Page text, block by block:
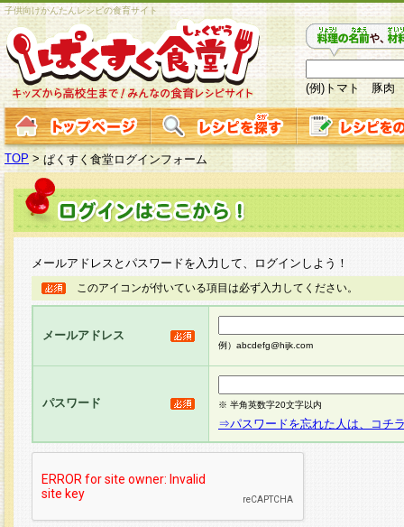
子供向けかんたんレシピの食育サイト
(例)トマト 豚肉
TOP > ぱくすく食堂ログインフォーム
メールアドレスとパスワードを入力して、ログインしよう！
このアイコンが付いている項目は必ず入力してください。
メールアドレス
例）abcdefg@hijk.com
パスワード ※ 半角英数字20文字以内
⇒パスワードを忘れた人は、コチ